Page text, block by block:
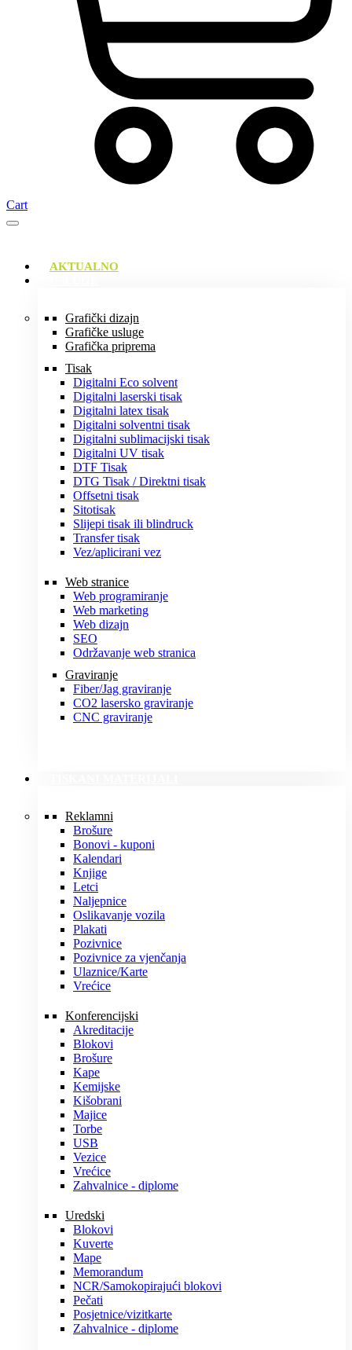
Cart
AKTUALNO
Grafički dizajn
Grafičke usluge
Grafička priprema
Tisak
Digitalni Eco solvent
Digitalni laserski tisak
Digitalni latex tisak
Digitalni solventni tisak
Digitalni sublimacijski tisak
Digitalni UV tisak
DTF Tisak
DTG Tisak / Direktni tisak
Offsetni tisak
Sitotisak
Slijepi tisak ili blindruck
Transfer tisak
Vez/aplicirani vez
Web stranice
Web programiranje
Web marketing
Web dizajn
SEO
Održavanje web stranica
Graviranje
Fiber/Jag graviranje
CO2 lasersko graviranje
CNC graviranje
Reklamni
Brošure
Bonovi - kuponi
Kalendari
Knjige
Letci
Naljepnice
Oslikavanje vozila
Plakati
Pozivnice
Pozivnice za vjenčanja
Ulaznice/Karte
Vrećice
Konferencijski
Akreditacije
Blokovi
Brošure
Kape
Kemijske
Kišobrani
Majice
Torbe
USB
Vezice
Vrećice
Zahvalnice - diplome
Uredski
Blokovi
Kuverte
Mape
Memorandum
NCR/Samokopirajući blokovi
Pečati
Posjetnice/vizitkarte
Zahvalnice - diplome